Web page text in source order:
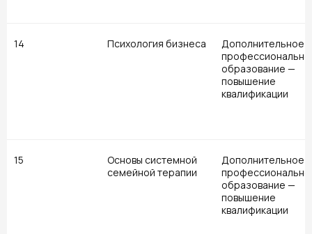
14 Психология бизнеса
Дополнительное
образование —
повышение
квалификации
15
Основы системной
семейной терапии
Дополнительное
образование —
повышение
квалификации